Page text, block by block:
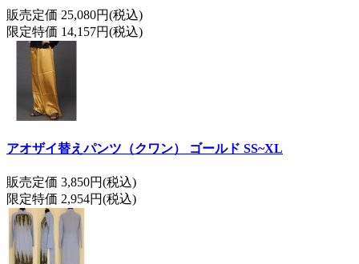
販売定価 25,080円(税込)
限定特価 14,157円(税込)
アオザイ替えパンツ（クワン） ゴールド SS~XL
販売定価 3,850円(税込)
限定特価 2,954円(税込)